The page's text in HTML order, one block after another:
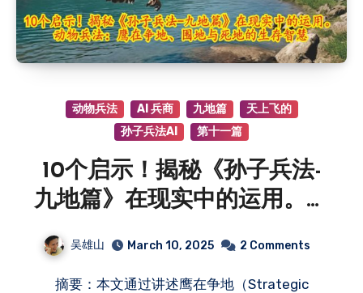
动物兵法 AI 兵商 九地篇
天上飞的
孙子兵法AI
第十一篇
10个启示！揭秘《孙子兵法-
九地篇》在现实中的运用。动
物兵法：鹰在争地、围地与死
吴雄山 March 10, 2025 2 Comments
摘要：本文通过讲述鹰在争地（Strategic